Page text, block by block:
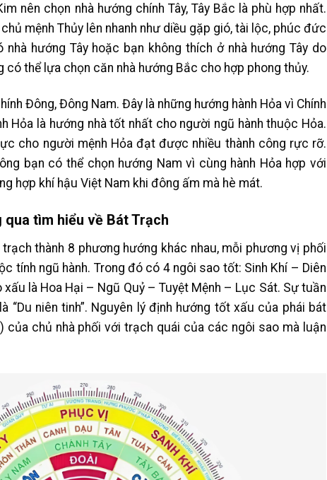
nên chọn nhà hướng chính Tây, Tây Bắc là phù hợp nhất.
mệnh Thủy lên nhanh như diều gặp gió, tài lộc, phúc đức
hướng Tây hoặc bạn không thích ở nhà hướng Tây do
có thể lựa chọn căn nhà hướng Bắc cho hợp phong thủy.
Đông, Đông Nam. Đây là những hướng hành Hỏa vì Chính
Hỏa là hướng nhà tốt nhất cho người ngũ hành thuộc Hỏa.
cho người mệnh Hỏa đạt được nhiều thành công rực rỡ.
bạn có thể chọn hướng Nam vì cùng hành Hỏa hợp với
hợp khí hậu Việt Nam khi đông ấm mà hè mát.
tìm hiểu về Bát Trạch
thành 8 phương hướng khác nhau, mỗi phương vị phối
tính ngũ hành. Trong đó có 4 ngôi sao tốt: Sinh Khí – Diên
là Hoa Hại – Ngũ Quỷ – Tuyệt Mệnh – Lục Sát. Sự tuần
“Du niên tinh”. Nguyên lý định hướng tốt xấu của phái bát
của chủ nhà phối với trạch quái của các ngôi sao mà luận